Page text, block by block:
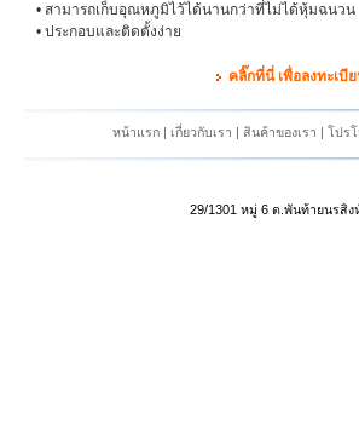
• สามารถเก็บอุณหภูมิไว้ได้นานกว่าที่ไม่ได้หุ้มฉนวน
• ประกอบและติดตั้งง่าย
คลิ๊กที่นี่ เพื่อลงทะเบี
หน้าแรก | เกี่ยวกับเรา | สินค้าของเรา | โปร
29/1301 หมู่ 6 ต.พันท้ายนรสิง